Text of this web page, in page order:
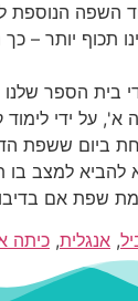
השפה הנוספת
תכוף יותר –
בית הספר
א', על ידי
ביום ששפת
להביא למצב בו
שפת אם
, אנגלית, כיתה